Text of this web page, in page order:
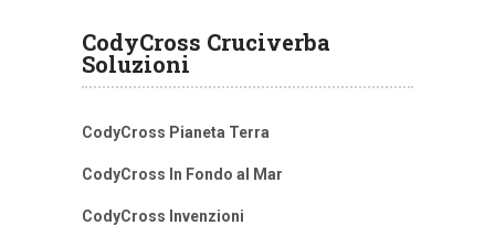
CodyCross Cruciverba
Soluzioni
CodyCross Pianeta Terra
CodyCross In Fondo al Mar
CodyCross Invenzioni